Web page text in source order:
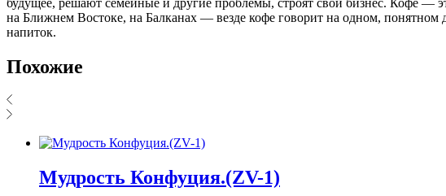
на Ближнем Востоке, на Балканах — везде кофе говорит на одном,
напиток.
Похожие
Мудрость Конфуция.(ZV-1)